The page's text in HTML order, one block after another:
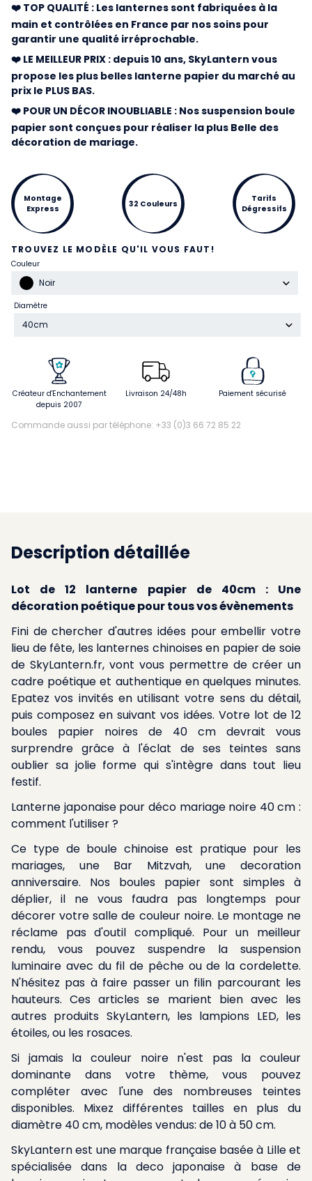
❤️ TOP QUALITÉ : Les lanternes sont fabriquées à la
main et contrôlées en France par nos soins pour
garantir une qualité irréprochable.
❤️ LE MEILLEUR PRIX : depuis 10 ans, SkyLantern vous
propose les plus belles lanterne papier du marché au
prix le PLUS BAS.
❤️ POUR UN DÉCOR INOUBLIABLE : Nos suspension boule
papier sont conçues pour réaliser la plus Belle des
décoration de mariage.
TROUVEZ LE MODÈLE QU'IL VOUS FAUT!
Couleur
Noir
Diamètre
40cm
Montage
Express
32 Couleurs
Tarifs
Dégressifs
Créateur d'Enchantement
depuis 2007
Livraison 24/48h Paiement sécurisé
Commande aussi par téléphone: +33 (0)3 66 72 85 22
Description détaillée
Lot de 12 lanterne papier de 40cm : Une
décoration poétique pour tous vos évènements
Fini de chercher d'autres idées pour embellir votre
lieu de fête, les lanternes chinoises en papier de soie
de SkyLantern.fr, vont vous permettre de créer un
cadre poétique et authentique en quelques minutes.
Epatez vos invités en utilisant votre sens du détail,
puis composez en suivant vos idées. Votre lot de 12
boules papier noires de 40 cm devrait vous
surprendre grâce à l'éclat de ses teintes sans
oublier sa jolie forme qui s'intègre dans tout lieu
festif.
Lanterne japonaise pour déco mariage noire 40 cm :
comment l'utiliser ?
Ce type de boule chinoise est pratique pour les
mariages, une Bar Mitzvah, une decoration
anniversaire. Nos boules papier sont simples à
déplier, il ne vous faudra pas longtemps pour
décorer votre salle de couleur noire. Le montage ne
réclame pas d'outil compliqué. Pour un meilleur
rendu, vous pouvez suspendre la suspension
luminaire avec du fil de pêche ou de la cordelette.
N'hésitez pas à faire passer un filin parcourant les
hauteurs. Ces articles se marient bien avec les
autres produits SkyLantern, les lampions LED, les
étoiles, ou les rosaces.
Si jamais la couleur noire n'est pas la couleur
dominante dans votre thème, vous pouvez
compléter avec l'une des nombreuses teintes
disponibles. Mixez différentes tailles en plus du
diamètre 40 cm, modèles vendus: de 10 à 50 cm.
SkyLantern est une marque française basée à Lille et
spécialisée dans la deco japonaise à base de